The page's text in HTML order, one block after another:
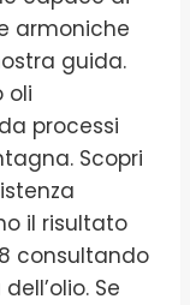
armoniche
guida.
oli
processi
Scopri
il risultato
consultando
Se